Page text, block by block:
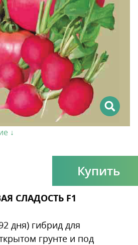
↓
Купить
СЛАДОСТЬ F1
дня) гибрид для
грунте и под